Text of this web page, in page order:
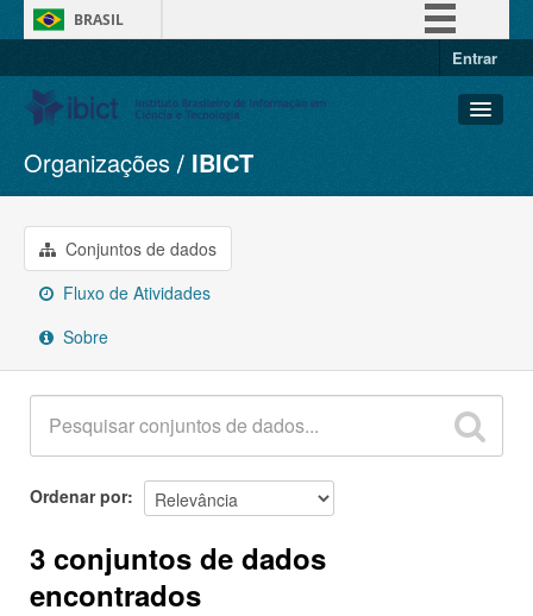
BRASIL
Entrar
Conjuntos de dados
Organizações
Grupos
Sobre
Organizações IBICT
Conjuntos de dados
Fluxo de Atividades
Sobre
Ordenar por
3 conjuntos de dados
encontrados